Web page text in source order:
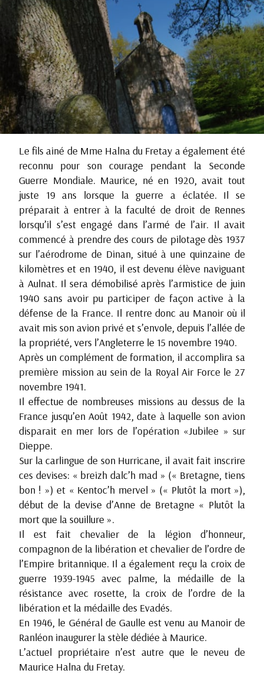
Le fils ainé de Mme Halna du Fretay a également été
reconnu pour son courage pendant la Seconde
Guerre Mondiale. Maurice, né en 1920, avait tout
juste 19 ans lorsque la guerre a éclatée. Il se
préparait à entrer à la faculté de droit de Rennes
lorsqu’il s’est engagé dans l’armé de l’air. Il avait
commencé à prendre des cours de pilotage dès 1937
sur l’aérodrome de Dinan, situé à une quinzaine de
kilomètres et en 1940, il est devenu élève naviguant
à Aulnat. Il sera démobilisé après l’armistice de juin
1940 sans avoir pu participer de façon active à la
défense de la France. Il rentre donc au Manoir où il
avait mis son avion privé et s’envole, depuis l’allée de
la propriété, vers l’Angleterre le 15 novembre 1940.
Après un complément de formation, il accomplira sa
première mission au sein de la Royal Air Force le 27
novembre 1941.
Il effectue de nombreuses missions au dessus de la
France jusqu’en Août 1942, date à laquelle son avion
disparait en mer lors de l’opération «Jubilee » sur
Dieppe.
Sur la carlingue de son Hurricane, il avait fait inscrire
ces devises: « breizh dalc’h mad » (« Bretagne, tiens
bon ! ») et « Kentoc’h mervel » (« Plutôt la mort »),
début de la devise d’Anne de Bretagne « Plutôt la
mort que la souillure ».
Il est fait chevalier de la légion d’honneur,
compagnon de la libération et chevalier de l’ordre de
l’Empire britannique. Il a également reçu la croix de
guerre 1939-1945 avec palme, la médaille de la
résistance avec rosette, la croix de l’ordre de la
libération et la médaille des Evadés.
En 1946, le Général de Gaulle est venu au Manoir de
Ranléon inaugurer la stèle dédiée à Maurice.
L’actuel propriétaire n’est autre que le neveu de
Maurice Halna du Fretay.